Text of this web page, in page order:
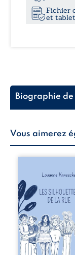
Fichier
et
Biographie
Vous aimerez
la rue
parole
traversés
pensées,
émotions